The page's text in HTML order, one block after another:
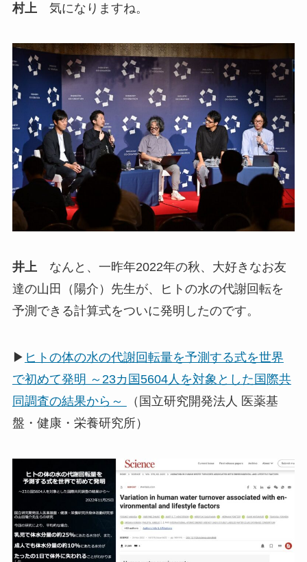
村上 気になりますね。
井上なんと、一昨年2022年の秋、大好きなお友
達の山田（陽介）先生が、ヒトの水の代謝回転を
予測できる計算式をついに発明したのです。
▶ ヒトの体の水の代謝回転量を予測する式を世界
で初めて発明 ～23カ国5604人を対象とした国際共
同調査の結果から～
（国立研究開発法人 医薬基
盤・健康・栄養研究所）